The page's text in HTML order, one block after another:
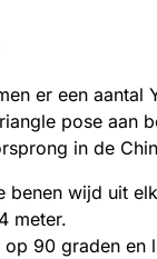
er een aantal
pose aan
in de
benen wijd uit
meter.
90 graden en